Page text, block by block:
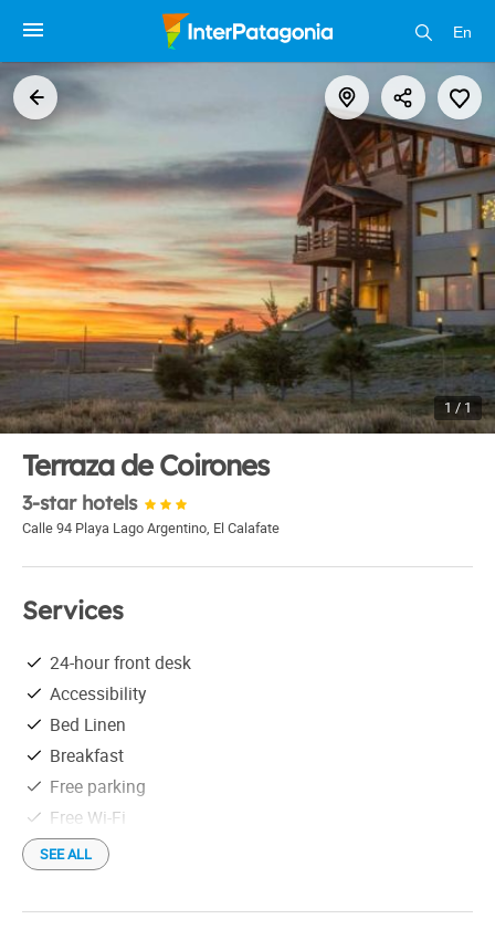
En
1 / 1
Terraza de Coirones
3-star hotels
Calle 94 Playa Lago Argentino, El Calafate
Services
24-hour front desk
Accessibility
Bed Linen
Breakfast
Free parking
Free Wi-Fi
Linen
Restaurant
Safe box in the room
SEE ALL